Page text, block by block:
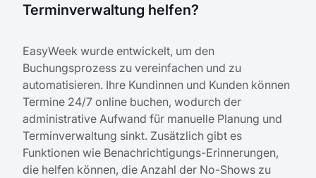
Terminverwaltung helfen?
EasyWeek wurde entwickelt, um den
Buchungsprozess zu vereinfachen und zu
automatisieren. Ihre Kundinnen und Kunden können
Termine 24/7 online buchen, wodurch der
administrative Aufwand für manuelle Planung und
Terminverwaltung sinkt. Zusätzlich gibt es
Funktionen wie Benachrichtigungs-Erinnerungen,
die helfen können, die Anzahl der No-Shows zu